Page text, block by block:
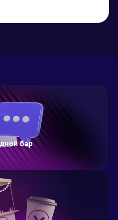
бар